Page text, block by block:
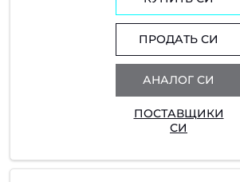
ПРОДАТЬ СИ
АНАЛОГ СИ
ПОСТАВЩИКИ
СИ